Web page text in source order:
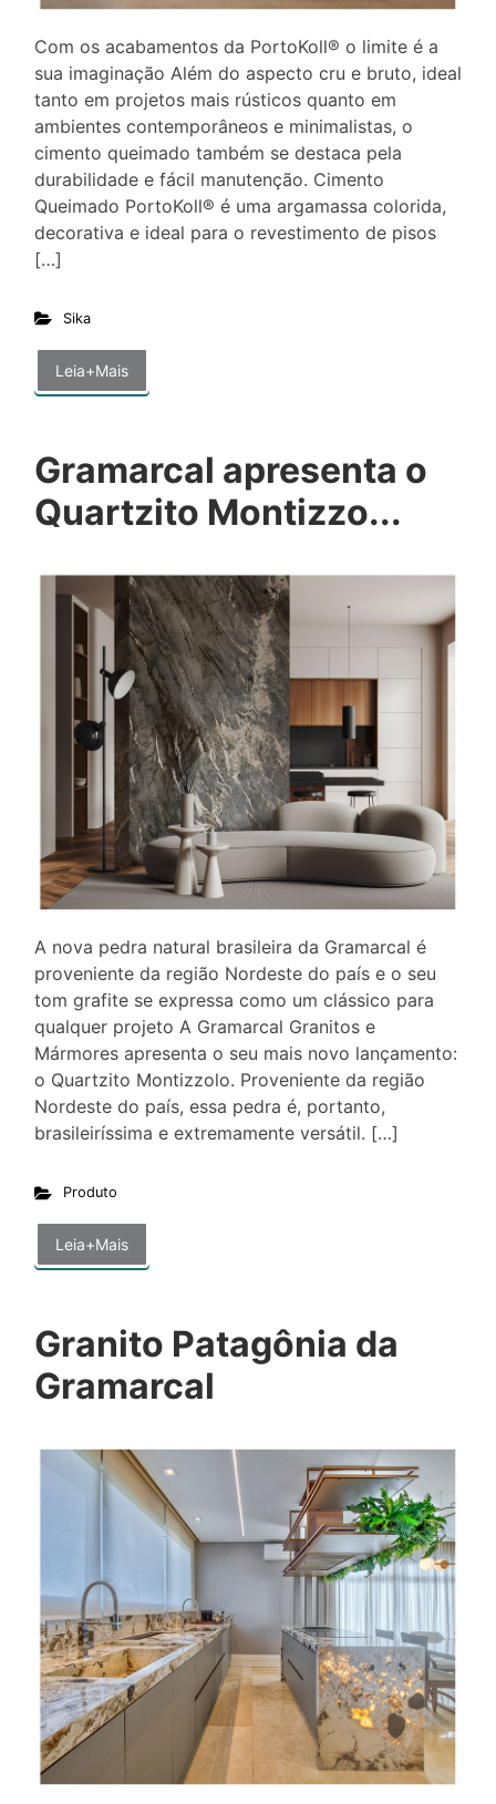
Com os acabamentos da PortoKoll® o limite é a
sua imaginação Além do aspecto cru e bruto, ideal
tanto em projetos mais rústicos quanto em
ambientes contemporâneos e minimalistas, o
cimento queimado também se destaca pela
durabilidade e fácil manutenção. Cimento
Queimado PortoKoll® é uma argamassa colorida,
decorativa e ideal para o revestimento de pisos
[…]
Sika
Leia+Mais
Gramarcal apresenta o
Quartzito Montizzo...
A nova pedra natural brasileira da Gramarcal é
proveniente da região Nordeste do país e o seu
tom grafite se expressa como um clássico para
qualquer projeto A Gramarcal Granitos e
Mármores apresenta o seu mais novo lançamento:
o Quartzito Montizzolo. Proveniente da região
Nordeste do país, essa pedra é, portanto,
brasileiríssima e extremamente versátil. […]
Produto
Leia+Mais
Granito Patagônia da
Gramarcal